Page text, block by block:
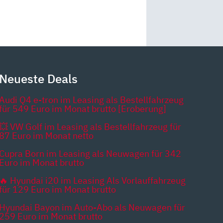
Neueste Deals
Q4 e-tron im Leasing als Bestellfahrzeug
549 Euro im Monat brutto [Eroberung]
VW Golf im Leasing als Bestellfahrzeug für
87 Euro im Monat netto
Cupra Born im Leasing als Neuwagen für 342
Euro im Monat brutto
🔥 Hyundai i20 im Leasing Als Vorlauffahrzeug
129 Euro im Monat brutto
Hyundai Bayon im Auto-Abo als Neuwagen für
259 Euro im Monat brutto